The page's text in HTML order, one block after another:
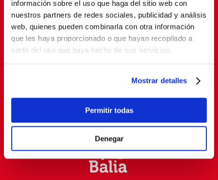
información sobre el uso que haga del sitio web con
nuestros partners de redes sociales, publicidad y análisis
web, quienes pueden combinarla con otra información
que les haya proporcionado o que hayan recopilado a
partir del uso que haya hecho de sus servicios.
Mostrar detalles
Permitir todas
Denegar